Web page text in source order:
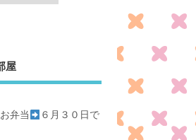
屋
弁当
６月３０日で